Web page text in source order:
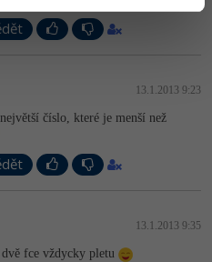
13.1.2013 9:23
číslo, které je menší než
13.1.2013 9:35
fce vždycky pletu